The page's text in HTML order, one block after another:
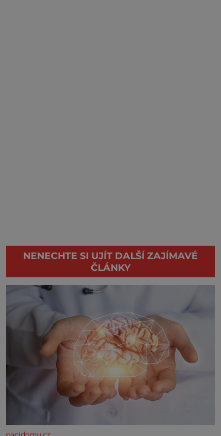
NENECHTE SI UJÍT DALŠÍ ZAJÍMAVÉ
ČLÁNKY